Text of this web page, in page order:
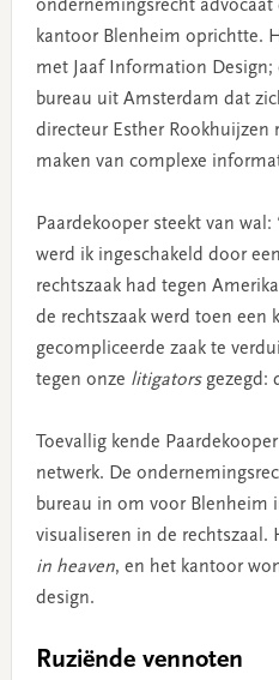
ondernemingsrecht advocaat
kantoor Blenheim oprichtte.
met Jaaf Information Design;
bureau uit Amsterdam dat
directeur Esther Rookhuijzen
maken van complexe
Paardekooper steekt van
werd ik ingeschakeld door
rechtszaak had tegen
de rechtszaak werd toen een
gecompliceerde zaak te
tegen onze litigatorsgezegd:
Toevallig kende
netwerk. De
bureau in om voor Blenheim
visualiseren in de rechtszaal.
in heaven, en het kantoor
design.
Ruziënde vennoten